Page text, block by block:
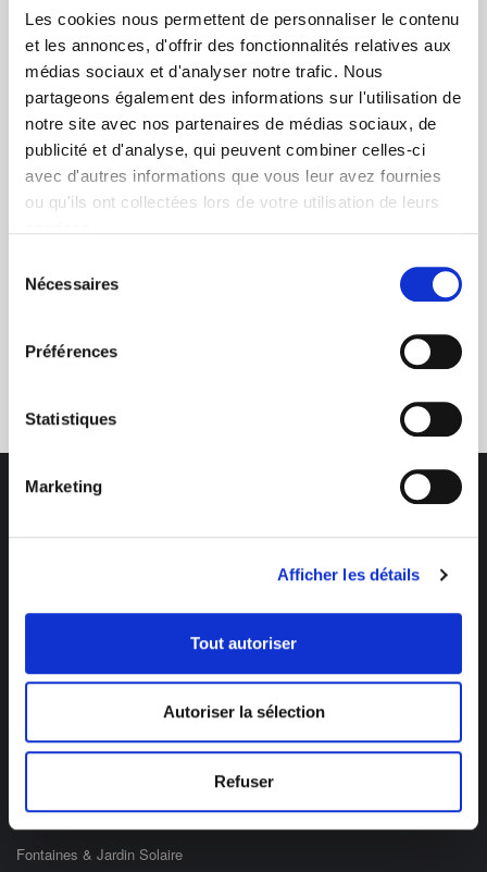
Les cookies nous permettent de personnaliser le contenu
et les annonces, d'offrir des fonctionnalités relatives aux
médias sociaux et d'analyser notre trafic. Nous
partageons également des informations sur l'utilisation de
notre site avec nos partenaires de médias sociaux, de
publicité et d'analyse, qui peuvent combiner celles-ci
avec d'autres informations que vous leur avez fournies
ou qu'ils ont collectées lors de votre utilisation de leurs
Nécessaires
Préférences
Statistiques
Marketing
Afficher les détails
Tout autoriser
Autoriser la sélection
Refuser
+ de 10 ans d'expertise
dans le photovoltaïque
de 8h à 12h et de 14h à 17h
Catégories
Fontaines & Jardin Solaire